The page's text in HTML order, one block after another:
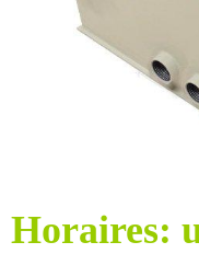
Horaires: